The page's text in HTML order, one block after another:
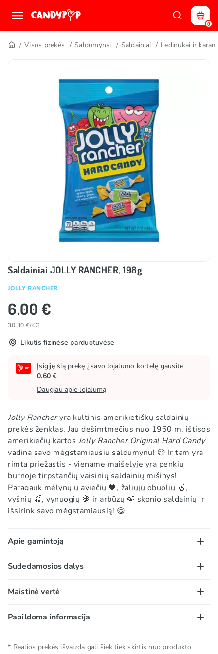
0
Visos prekės Saldumynai Saldainiai Ledinukai ir
Saldainiai JOLLY RANCHER, 198g
JOLLY RANCHER
6.00 €
30.30 €/KG
Likutis fizinėse parduotuvėse
Įsigiję šią prekę į savo lojalumo kortelę gausite
0.60 €
Daugiau apie lojalumą
Jolly Rancheryra kultinis amerikietiškų saldainių
prekės ženklas. Jau dešimtmečius nuo 1960 m. ištisos
amerikiečių kartos Jolly Rancher Original Hard Candy
vadina savo mėgstamiausiu saldumynu! 😌 Ir tam yra
rimta priežastis - viename maišelyje yra penkių
burnoje tirpstančių vaisinių saldainių mišinys!
Paragauk mėlynųjų aviečių 💙, žaliųjų obuolių 🍏,
vyšnių 🍒, vynuogių 🍇 ir arbūzų 🍉 skonio saldainių ir
išsirink savo mėgstamiausią! 😋
Apie gamintoją
Nesvarbu, ar tai būtų klasikiniai kieti saldainiai, ar
saldainių pakuotėje gausu nepakartojamo vaisių
bendrovėje, kurią įkūrė Billas ir Dorothy Harmsenai iš
buvo pasirinktas tam, kad vartotojai žinotų, jog tai
Sudedamosios dalys
Kukurūzų sirupas, cukrus, obuolių rūgštis (mažiau
medžiagos, dirbtiniai dažikliai (alura raudonasis FCF,
tartrazinas, briliantinis mėlynasis FCF, saulėlydžio
Maistinė vertė
100 g/ml:
94,4g, iš kurių cukrų – 61,1g; baltymai – 0g; druska –
Papildoma informacija
Grynasis kiekis 0.198 KG
* Realios prekės išvaizda gali šiek tiek skirtis nuo produkto